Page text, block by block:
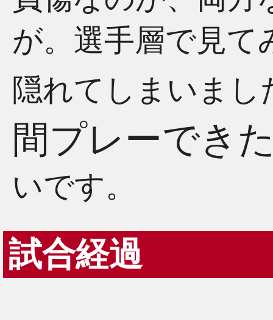
が。選手層で見て
隠れてしまいまし
間プレーでき
いです。
試合経過